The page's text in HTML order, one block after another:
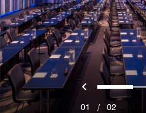
Vorherige
0
01 / 02